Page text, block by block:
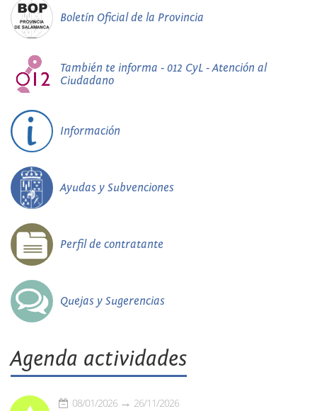
Boletín Oficial de la Provincia
También te informa - 012 CyL - Atención al
Ciudadano
Información
Ayudas y Subvenciones
Perfil de contratante
Quejas y Sugerencias
Agenda actividades
08/01/2026 26/11/2026